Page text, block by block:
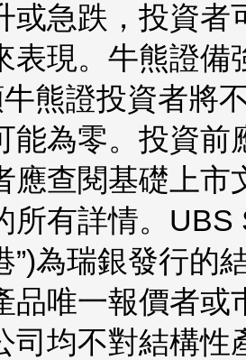
或急跌，投資者
表現。牛熊證備
熊證投資者將
能為零。投資
應查閱基礎上
所有詳情。UBS
”)為瑞銀發行的
品唯一報價者或
司均不對結構